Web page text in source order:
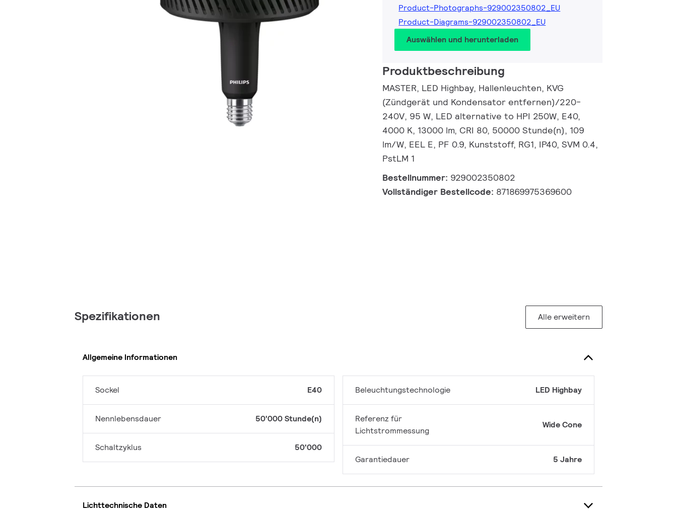
Product-Photographs-929002350802_EU
Product-Diagrams-929002350802_EU
Auswählen und herunterladen
Produktbeschreibung
MASTER, LED Highbay, Hallenleuchten, KVG
(Zündgerät und Kondensator entfernen)/220-
240V, 95 W, LED alternative to HPI 250W, E40,
4000 K, 13000 lm, CRI 80, 50000 Stunde(n), 109
lm/W, EEL E, PF 0.9, Kunststoff, RG1, IP40, SVM 0.4,
PstLM 1
Bestellnummer: 929002350802
Vollständiger Bestellcode: 871869975369600
Spezifikationen Alle erweitern
Allgemeine Informationen
Sockel E40
Nennlebensdauer 50'000 Stunde(n)
Schaltzyklus 50'000
Beleuchtungstechnologie LED Highbay
Referenz für
Lichtstrommessung
Wide Cone
Garantiedauer 5 Jahre
Lichttechnische Daten